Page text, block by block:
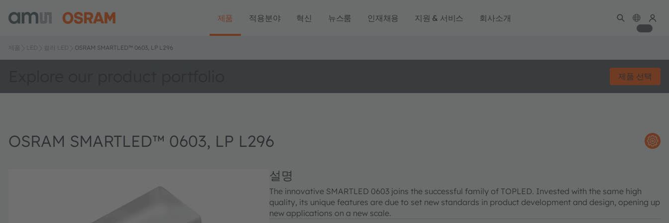
제품 적용분야 혁신 뉴스룸 인재채용 지원 & 서비스 회사소개
제품 LED 컬러 LED OSRAM SMARTLED™ 0603, LP L296
제품 선택
OSRAM SMARTLED™ 0603, LP L296
설명
The innovative SMARTLED 0603 joins the successful family of TOPLED. Invested with the same high
quality, its unique features are due to set new standards in product development and design, opening up
new applications on a new scale.